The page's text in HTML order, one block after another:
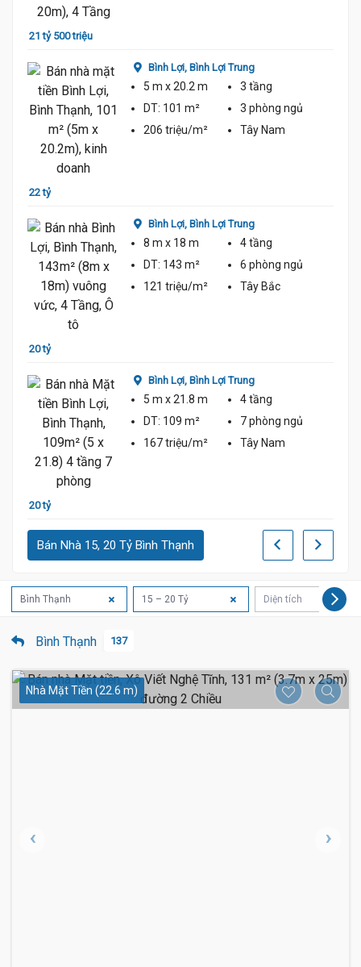
21 tỷ 500 triệu
22 tỷ
Bình Lợi, Bình Lợi Trung
5 m x 20.2 m
3 tầng
DT: 101 m² 3 phòng ngủ
206 triệu/m²
Tây Nam
20 tỷ
Bình Lợi, Bình Lợi Trung
8 m x 18 m
4 tầng
DT: 143 m² 6 phòng ngủ
121 triệu/m²
Tây Bắc
20 tỷ
Bình Lợi, Bình Lợi Trung
5 m x 21.8 m
4 tầng
DT: 109 m² 7 phòng ngủ
167 triệu/m²
Tây Nam
Bán Nhà 15, 20 Tỷ Bình Thạnh
Bình Thạnh 15 – 20 Tỷ Diện tích
Bình Thạnh 137
Nhà Mặt Tiền (22.6 m)